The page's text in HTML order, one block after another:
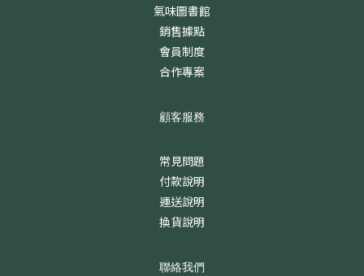
氣味圖書館
銷售據點
會員制度
合作專案
顧客服務
常見問題
付款說明
運送說明
換貨說明
聯絡我們